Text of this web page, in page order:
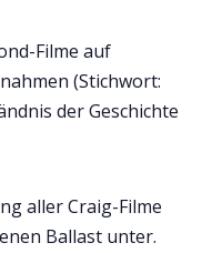
Filme auf
(Stichwort:
der Geschichte
aller Craig-Filme
Ballast unter.